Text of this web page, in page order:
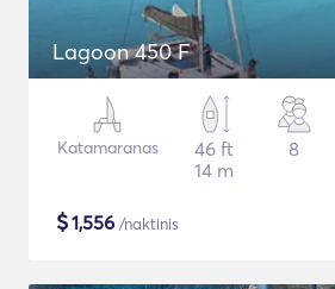
Lagoon 450 F
Katamaranas
46 ft
14 m
8
$1,556 /naktinis